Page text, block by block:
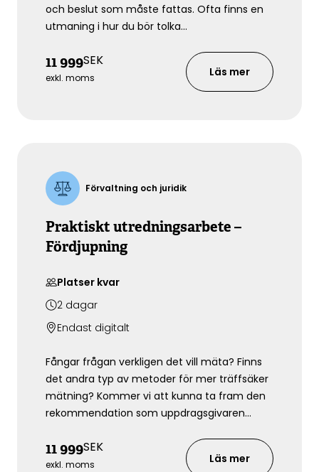
och beslut som måste fattas. Ofta finns en
utmaning i hur du bör tolka
avgränsning och samstämmighet mellan dig
som utredare och uppdragsgivaren. Som
utredare behöver du även ta ställning till olika
11 999SEK
exkl. moms Läs mer
Förvaltning och juridik
Praktiskt utredningsarbete –
Fördjupning
Platser kvar
2 dagar
Endast digitalt
Fångar frågan verkligen det vill mäta? Finns
det andra typ av metoder för mer träffsäker
mätning? Kommer vi att kunna ta fram den
rekommendation som uppdragsgivaren
att påverka utredningsarbetet framöver?
Detta är bara några av de svåra frågor
11 999SEK
exkl. moms Läs mer